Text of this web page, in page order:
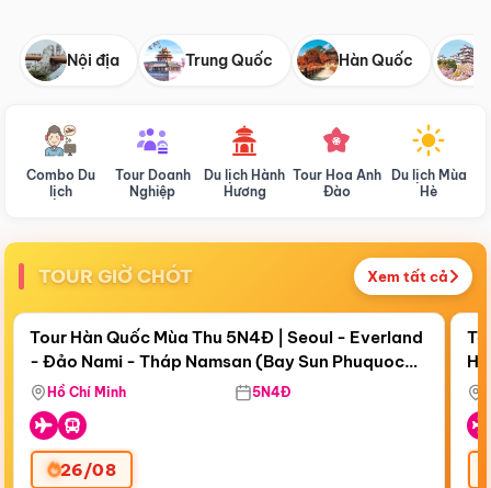
Nội địa Trung Quốc Hàn Quốc
Combo Du
lịch
Tour Doanh
Nghiệp
Du lịch Hành
Hương
Tour Hoa Anh
Đào
Du lịch Mùa
Hè
TOUR GIỜ CHÓT Xem tất cả
Còn18 ngày 17:14:07
Bay Sun Phuquoc Airways
Điểm nổi bật
Tour Hàn Quốc Mùa Thu 5N4Đ | Seoul - Everland
- Đảo Nami - Tháp Namsan (Bay Sun Phuquoc
Airways)
Hồ Chí Minh 5N4Đ
26/08